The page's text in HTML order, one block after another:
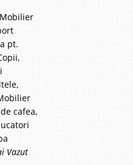
pt.
cafea,
Vazut